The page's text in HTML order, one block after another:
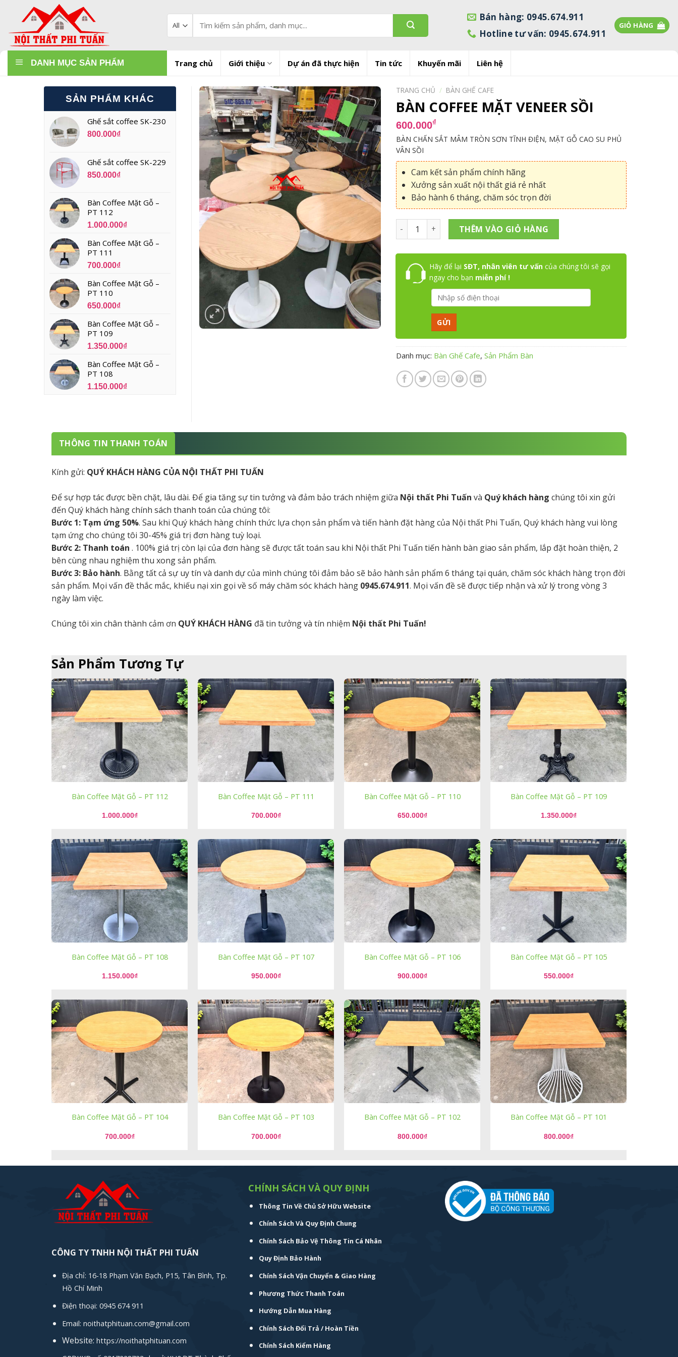
content
kiếm:
Bán hàng: 0945.674.911
Hotline tư vấn: 0945.674.911
GIỎ HÀNG
DANH MỤC SẢN PHẨM Trang chủ Giới thiệu Dự án đã thực hiện Tin tức Khuyến mãi Liên hệ
TRANG CHỦ / BÀN GHẾ CAFE
BÀN COFFEE MẶT VENEER SỒI
600.000₫
BÀN CHẤN SẮT MÂM TRÒN SƠN TĨNH ĐIỆN, MẶT GỖ CAO SU PHỦ
VÂN SỒI
Cam kết sản phẩm chính hãng
Xưởng sản xuất nội thất giá rẻ nhất
Bảo hành 6 tháng, chăm sóc trọn đời
BÀN COFFEE MẶT VENEER SỒI số lượng
THÊM VÀO GIỎ HÀNG
Hãy để lại SĐT, nhân viên tư vấn của chúng tôi sẽ gọi
ngay cho bạn miễn phí !
Danh mục: Bàn Ghế Cafe, Sản Phẩm Bàn
SẢN PHẨM KHÁC
Ghế sắt coffee SK-230
800.000₫
Ghế sắt coffee SK-229
850.000₫
Bàn Coffee Mặt Gỗ –
PT 112
1.000.000₫
Bàn Coffee Mặt Gỗ –
PT 111
700.000₫
Bàn Coffee Mặt Gỗ –
PT 110
650.000₫
Bàn Coffee Mặt Gỗ –
PT 109
1.350.000₫
Bàn Coffee Mặt Gỗ –
PT 108
1.150.000₫
THÔNG TIN THANH TOÁN
Kính gửi: QUÝ KHÁCH HÀNG CỦA NỘI THẤT PHI TUẤN
Để sự hợp tác được bền chặt, lâu dài. Để gia tăng sự tin tưởng và đảm bảo trách nhiệm giữa Nội thất Phi Tuấn và Quý khách hàng chúng tôi xin gửi
đến Quý khách hàng chính sách thanh toán của chúng tôi:
Bước 1: Tạm ứng 50%. Sau khi Quý khách hàng chính thức lựa chọn sản phẩm và tiến hành đặt hàng của Nội thất Phi Tuấn, Quý khách hàng vui lòng
tạm ứng cho chúng tôi 30-45% giá trị đơn hàng tuỳ loại.
Bước 2: Thanh toán . 100% giá trị còn lại của đơn hàng sẽ được tất toán sau khi Nội thất Phi Tuấn tiến hành bàn giao sản phẩm, lắp đặt hoàn thiện, 2
bên cùng nhau nghiệm thu xong sản phẩm.
Bước 3: Bảo hành. Bằng tất cả sự uy tín và danh dự của mình chúng tôi đảm bảo sẽ bảo hành sản phẩm 6 tháng tại quán, chăm sóc khách hàng trọn đời
sản phẩm. Mọi vấn đề thắc mắc, khiếu nại xin gọi về số máy chăm sóc khách hàng 0945.674.911. Mọi vấn đề sẽ được tiếp nhận và xử lý trong vòng 3
ngày làm việc.
Chúng tôi xin chân thành cảm ơn QUÝ KHÁCH HÀNG đã tin tưởng và tín nhiệm Nội thất Phi Tuấn!
Sản Phẩm Tương Tự
Bàn Coffee Mặt Gỗ – PT 112
1.000.000₫
Bàn Coffee Mặt Gỗ – PT 111
700.000₫
Bàn Coffee Mặt Gỗ – PT 110
650.000₫
Bàn Coffee Mặt Gỗ – PT 109
1.350.000₫
Bàn Coffee Mặt Gỗ – PT 108
1.150.000₫
Bàn Coffee Mặt Gỗ – PT 107
950.000₫
Bàn Coffee Mặt Gỗ – PT 106
900.000₫
Bàn Coffee Mặt Gỗ – PT 105
550.000₫
Bàn Coffee Mặt Gỗ – PT 104
700.000₫
Bàn Coffee Mặt Gỗ – PT 103
700.000₫
Bàn Coffee Mặt Gỗ – PT 102
800.000₫
Bàn Coffee Mặt Gỗ – PT 101
800.000₫
CÔNG TY TNHH NỘI THẤT PHI TUẤN
Địa chỉ: 16-18 Phạm Văn Bạch, P15, Tân Bình, Tp.
Hồ Chí Minh
Điện thoại: 0945 674 911
Email: noithatphituan.com@gmail.com
Website: https://noithatphituan.com
CHÍNH SÁCH VÀ QUY ĐỊNH
Thông Tin Về Chủ Sở Hữu Website
Chính Sách Và Quy Định Chung
Chính Sách Bảo Vệ Thông Tin Cá Nhân
Quy Định Bảo Hành
Chính Sách Vận Chuyển & Giao Hàng
Phương Thức Thanh Toán
Hướng Dẫn Mua Hàng
Chính Sách Đổi Trả / Hoàn Tiền
Chính Sách Kiểm Hàng